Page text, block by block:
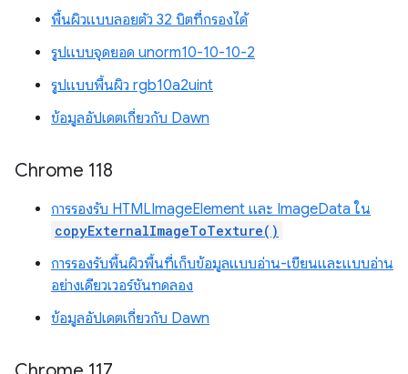
พื้นผิวแบบลอยตัว 32 บิตที่กรองได้
รูปแบบจุดยอด unorm10-10-10-2
รูปแบบพื้นผิว rgb10a2uint
ข้อมูลอัปเดตเกี่ยวกับ Dawn
Chrome 118
การรองรับ HTMLImageElement และ ImageData ใน
copyExternalImageToTexture()
การรองรับพื้นผิวพื้นที่เก็บข้อมูลแบบอ่าน-เขียนและแบบอ่าน
อย่างเดียวเวอร์ชันทดลอง
ข้อมูลอัปเดตเกี่ยวกับ Dawn